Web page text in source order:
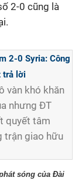
2-0 cũng là
2-0 Syria: Công
trả lời
vàn khó khăn
nhưng ĐT
quyết tâm
trận giao hữu
sóng của Đài